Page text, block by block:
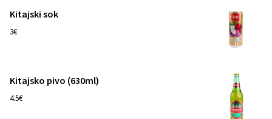
Kitajski sok
3€
Kitajsko pivo (630ml)
4.5€